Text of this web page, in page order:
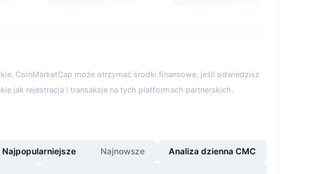
CoinMarketCap może otrzymać środki finansowe, jeśli odwiedzisz
jak rejestracja i transakcje na tych platformach partnerskich.
Najpopularniejsze Najnowsze Analiza dzienna CMC